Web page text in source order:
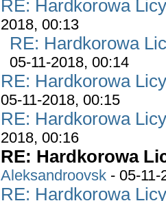
RE: Hardkorowa
2018, 00:13
RE: Hardkorowa
05-11-2018, 00:14
RE: Hardkorowa
05-11-2018, 00:15
RE: Hardkorowa
2018, 00:16
RE: Hardkorowa
Aleksandroovsk - 05-11-
RE: Hardkorowa